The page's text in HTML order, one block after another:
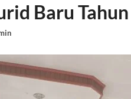
Baru